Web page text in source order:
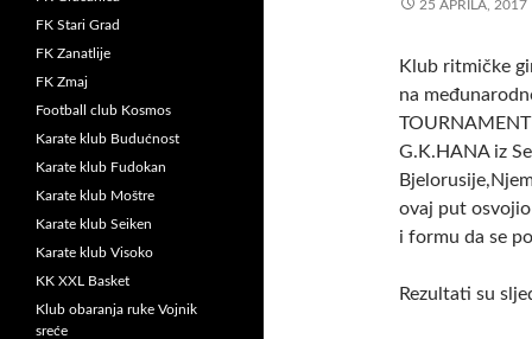
25 APRILA, 2017
Klub ritmičke
na
G.K.HANA iz
ovaj put
i formu da se
Rezultati su
FK Stari Grad
FK Zanatlije
FK Zmaj
Football club Kosmos
Karate klub Budućnost
Karate klub Fudokan
Karate klub Moštre
Karate klub Seiken
Karate klub Visoko
KK XXL Basket
Klub obaranja ruke Vojnik
sreće